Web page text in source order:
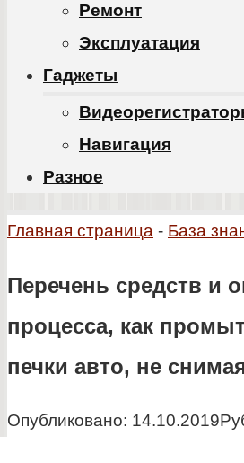
Ремонт
Эксплуатация
Гаджеты
Навигация
Разное
Главная страница - База
Перечень средств и
процесса, как
печки авто, не
Опубликовано: 14.10.2019